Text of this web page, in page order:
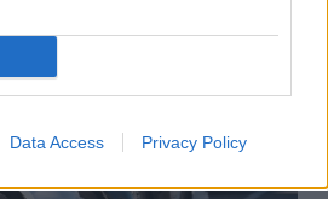
Data Access Privacy Policy